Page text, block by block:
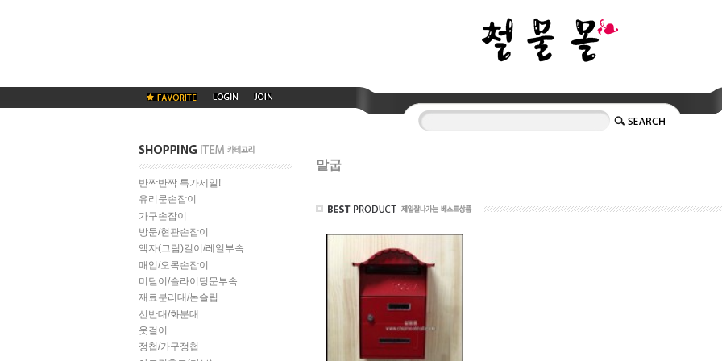
반짝반짝 특가세일!
유리문손잡이
가구손잡이
방문/현관손잡이
액자(그림)걸이/레일부속
매입/오목손잡이
미닫이/슬라이딩문부속
재료분리대/논슬립
선반대/화분대
옷걸이
정첩/가구정첩
말굽